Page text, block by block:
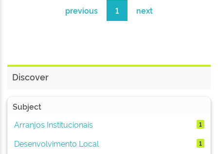
previous 1 next
Discover
Subject
Arranjos Institucionais
1
Desenvolvimento Local 1